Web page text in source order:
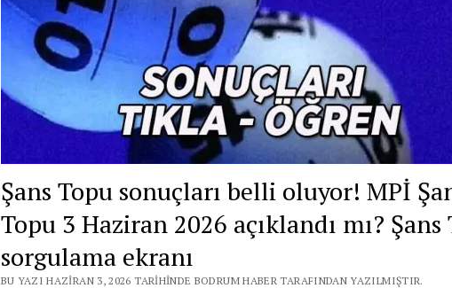
Şans Topu sonuçları belli oluyor! MPİ
Topu 3 Haziran 2026 açıklandı mı? Şans
sorgulama ekranı
BU YAZI HAZIRAN 3, 2026 TARIHINDE BODRUM HABER TARAFINDAN YAZILMIŞTIR.